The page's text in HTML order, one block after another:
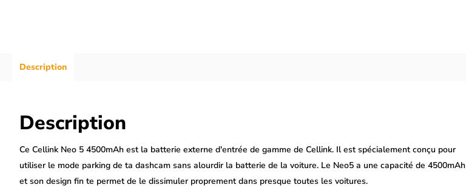
Description
Description
Ce Cellink Neo 5 4500mAh est la batterie externe d'entrée de gamme de Cellink. Il est spécialement conçu pour
utiliser le mode parking de ta dashcam sans alourdir la batterie de la voiture. Le Neo5 a une capacité de 4500mAh
et son design fin te permet de le dissimuler proprement dans presque toutes les voitures.